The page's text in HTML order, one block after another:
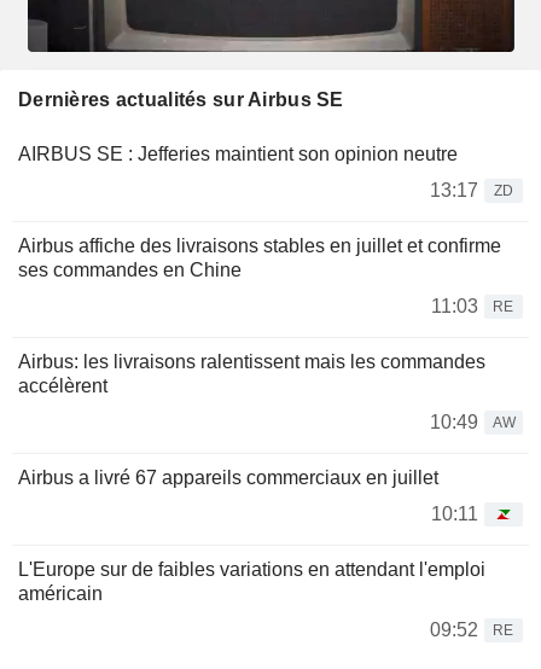
Dernières actualités sur Airbus SE
AIRBUS SE : Jefferies maintient son opinion neutre
13:17
ZD
Airbus affiche des livraisons stables en juillet et confirme
ses commandes en Chine
11:03
RE
Airbus: les livraisons ralentissent mais les commandes
accélèrent
10:49
AW
Airbus a livré 67 appareils commerciaux en juillet
10:11
L'Europe sur de faibles variations en attendant l'emploi
américain
09:52
RE